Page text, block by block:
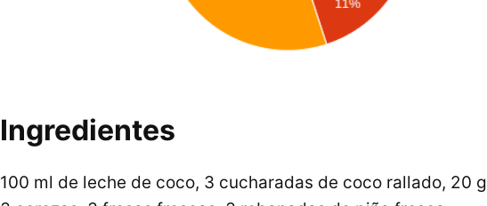
Ingredientes
100 ml de leche de coco, 3 cucharadas de coco rallado, 20